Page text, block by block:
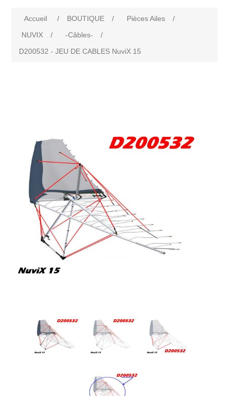
Accueil / BOUTIQUE / Pièces Ailes
/
NUVIX
/ -Câbles-
/
D200532 - JEU DE CABLES NuviX 15